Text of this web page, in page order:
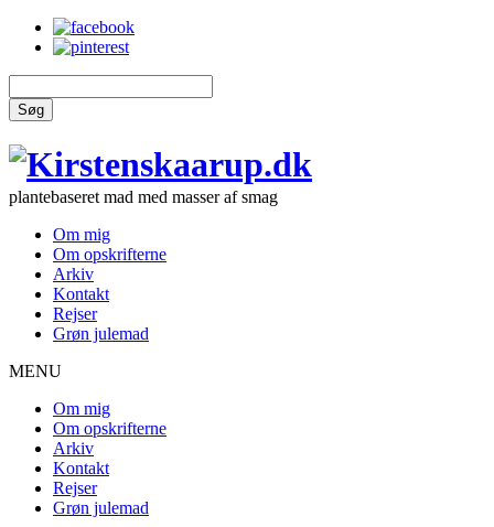
Søg
plantebaseret mad med masser af smag
Om mig
Om opskrifterne
Arkiv
Kontakt
Rejser
Grøn julemad
MENU
Om mig
Om opskrifterne
Arkiv
Kontakt
Rejser
Grøn julemad